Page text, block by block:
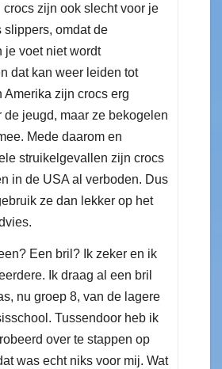
crocs zijn ook slecht voor je
slippers, omdat de
je voet niet wordt
dat kan weer leiden tot
Amerika zijn crocs erg
de jeugd, maar ze bekogelen
Mede daarom en
struikelgevallen zijn crocs
in de USA al verboden. Dus
ze dan lekker op het
Een bril? Ik zeker en ik
Ik draag al een bril
nu groep 8, van de lagere
Tussendoor heb ik
over te stappen op
was echt niks voor mij. Wat